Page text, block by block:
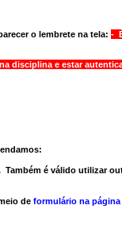
o lembrete na tela: -
disciplina e estar
Também é válido utilizar
de formulário na